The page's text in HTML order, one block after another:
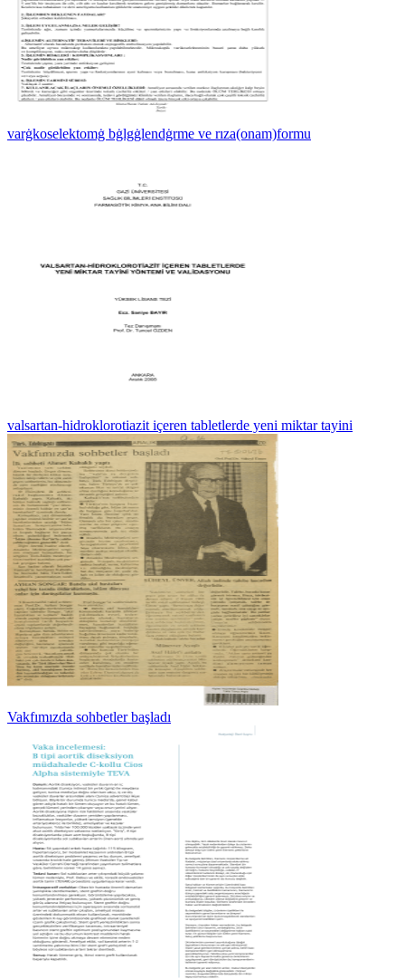
varġkoselektomġ bġlgġlendġrme ve rıza(onam)formu
valsartan-hidroklorotiazit içeren tabletlerde yeni miktar tayini
Vakfımızda sohbetler başladı